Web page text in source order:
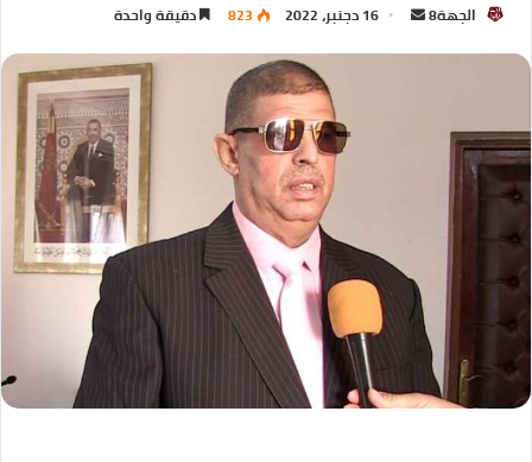
الجهة8 16 دجنبر، 2022 823 دقيقة واحدة